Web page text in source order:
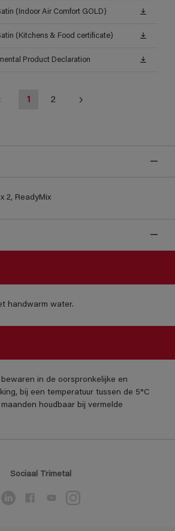
(Indoor Air Comfort GOLD)
(Kitchens & Food certificate)
Product Declaration
1 2
2, ReadyMix
handwarm water.
in de oorspronkelijke en
bij een temperatuur tussen de 5°C
maanden houdbaar bij vermelde
Sociaal Trimetal